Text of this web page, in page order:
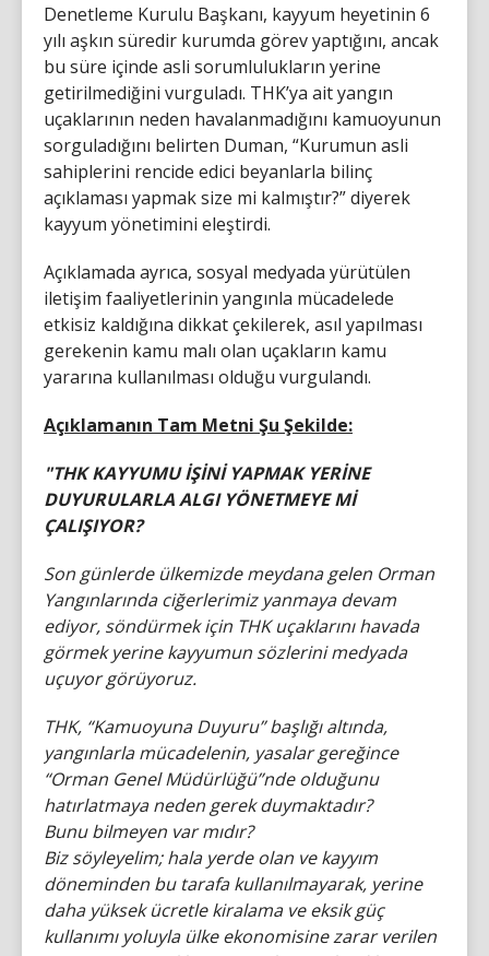
Denetleme Kurulu Başkanı, kayyum heyetinin 6
yılı aşkın süredir kurumda görev yaptığını, ancak
bu süre içinde asli sorumlulukların yerine
getirilmediğini vurguladı. THK’ya ait yangın
uçaklarının neden havalanmadığını kamuoyunun
sorguladığını belirten Duman, “Kurumun asli
sahiplerini rencide edici beyanlarla bilinç
açıklaması yapmak size mi kalmıştır?” diyerek
kayyum yönetimini eleştirdi.
Açıklamada ayrıca, sosyal medyada yürütülen
iletişim faaliyetlerinin yangınla mücadelede
etkisiz kaldığına dikkat çekilerek, asıl yapılması
gerekenin kamu malı olan uçakların kamu
yararına kullanılması olduğu vurgulandı.
Açıklamanın Tam Metni Şu Şekilde:
"THK KAYYUMU İŞİNİ YAPMAK YERİNE
DUYURULARLA ALGI YÖNETMEYE Mİ
ÇALIŞIYOR?
Son günlerde ülkemizde meydana gelen Orman
Yangınlarında ciğerlerimiz yanmaya devam
ediyor, söndürmek için THK uçaklarını havada
görmek yerine kayyumun sözlerini medyada
uçuyor görüyoruz.
THK, “Kamuoyuna Duyuru” başlığı altında,
yangınlarla mücadelenin, yasalar gereğince
“Orman Genel Müdürlüğü”nde olduğunu
hatırlatmaya neden gerek duymaktadır?
Bunu bilmeyen var mıdır?
Biz söyleyelim; hala yerde olan ve kayyım
döneminden bu tarafa kullanılmayarak, yerine
daha yüksek ücretle kiralama ve eksik güç
kullanımı yoluyla ülke ekonomisine zarar verilen